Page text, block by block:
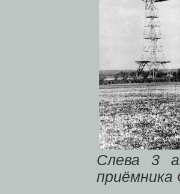
Слева 3
приёмника